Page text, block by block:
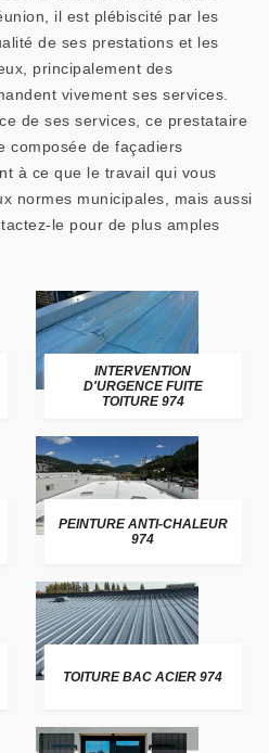
il est plébiscité par les
de ses prestations et les
principalement des
vivement ses services.
de ses services, ce prestataire
composée de façadiers
à ce que le travail qui vous
normes municipales, mais aussi
le pour de plus amples
INTERVENTION
D'URGENCE FUITE
TOITURE 974
PEINTURE ANTI-CHALEUR
974
TOITURE BAC ACIER 974